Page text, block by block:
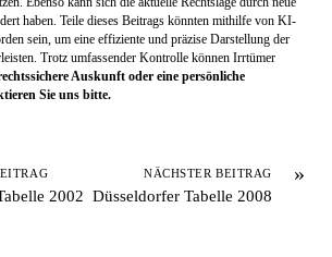
haben. Teile dieses Beitrags könnten mithilfe von KI-
sein, um eine effiziente und präzise Darstellung der
Trotz umfassender Kontrolle können Irrtümer
Auskunft oder eine persönliche
Sie uns bitte.
2002
»
NÄCHSTER BEITRAG
Düsseldorfer Tabelle 2008